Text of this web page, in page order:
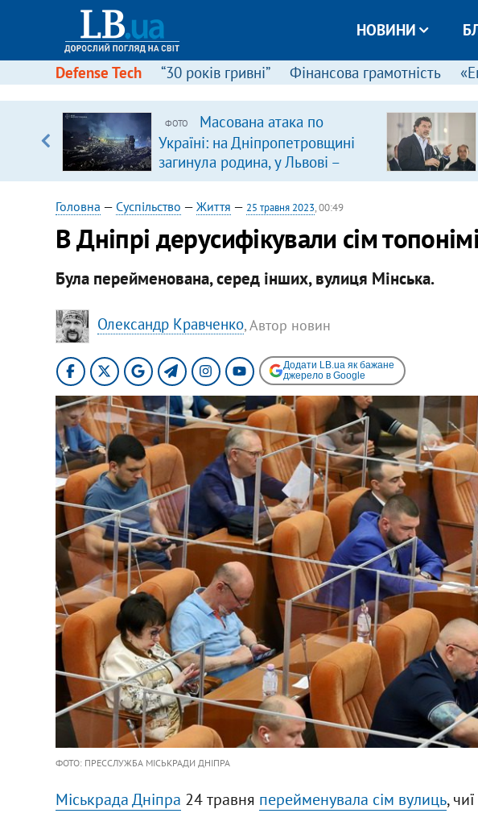
НОВИНИ
Defense Tech “30 років гривні” Фінансова грамотність
ФОТО
Масована атака по
Україні: на Дніпропетровщині
загинула родина, у Львові –
удар по багатоповерхівках
(доповнюється)
Головна — Суспільство — Життя — 25 травня 2023, 00:49
В Дніпрі дерусифікували сім
Була перейменована, серед інших, вулиця Мінська.
Олександр Кравченко, Автор новин
Додати LB.ua як бажане
джерело в Google
ФОТО: ПРЕССЛУЖБА МІСЬКРАДИ ДНІПРА
Міськрада Дніпра 24 травня перейменувала сім вулиць,